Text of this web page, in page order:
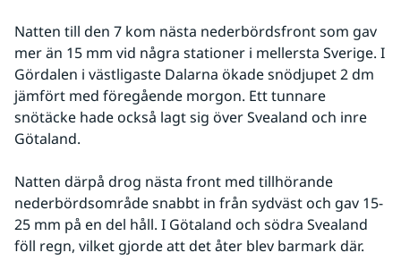
Natten till den 7 kom nästa nederbördsfront som gav
mer än 15 mm vid några stationer i mellersta Sverige. I
Gördalen i västligaste Dalarna ökade snödjupet 2 dm
jämfört med föregående morgon. Ett tunnare
snötäcke hade också lagt sig över Svealand och inre
Götaland.
Natten därpå drog nästa front med tillhörande
nederbördsområde snabbt in från sydväst och gav 15-
25 mm på en del håll. I Götaland och södra Svealand
föll regn, vilket gjorde att det åter blev barmark där.